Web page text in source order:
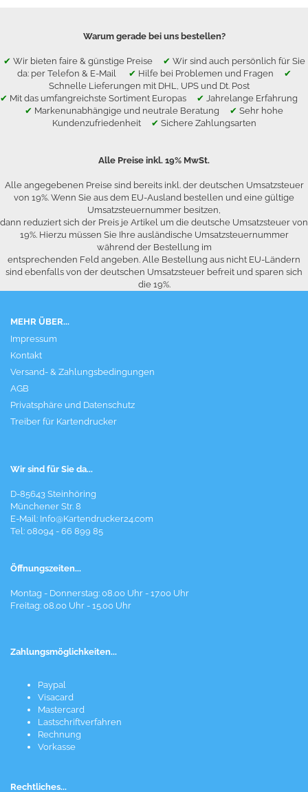
Warum gerade bei uns bestellen?
✔ Wir bieten faire & günstige Preise ✔ Wir sind auch persönlich für Sie
da: per Telefon & E-Mail ✔ Hilfe bei Problemen und Fragen ✔
Schnelle Lieferungen mit DHL, UPS und Dt. Post
✔ Mit das umfangreichste Sortiment Europas ✔ Jahrelange Erfahrung
✔ Markenunabhängige und neutrale Beratung ✔ Sehr hohe
Kundenzufriedenheit ✔ Sichere Zahlungsarten
Alle Preise inkl. 19% MwSt.
Alle angegebenen Preise sind bereits inkl. der deutschen Umsatzsteuer
von 19%. Wenn Sie aus dem EU-Ausland bestellen und eine gültige
Umsatzsteuernummer besitzen,
dann reduziert sich der Preis je Artikel um die deutsche Umsatzsteuer von
19%. Hierzu müssen Sie Ihre ausländische Umsatzsteuernummer
während der Bestellung im
entsprechenden Feld angeben. Alle Bestellung aus nicht EU-Ländern
sind ebenfalls von der deutschen Umsatzsteuer befreit und sparen sich
die 19%.
MEHR ÜBER...
Impressum
Kontakt
Versand- & Zahlungsbedingungen
AGB
Privatsphäre und Datenschutz
Treiber für Kartendrucker
Wir sind für Sie da...
D-85643 Steinhöring
Münchener Str. 8
E-Mail: Info@Kartendrucker24.com
Tel: 08094 - 66 899 85
Öffnungszeiten...
Montag - Donnerstag: 08.00 Uhr - 17.00 Uhr
Freitag: 08.00 Uhr - 15.00 Uhr
Zahlungsmöglichkeiten...
Paypal
Visacard
Mastercard
Lastschriftverfahren
Rechnung
Vorkasse
Rechtliches...